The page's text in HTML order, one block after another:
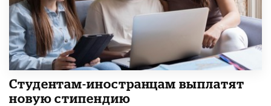
Студентам-иностранцам выплатят
новую стипендию